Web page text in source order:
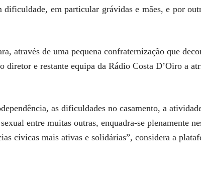
em particular grávidas e mães, e por
através de uma pequena confraternização que
e restante equipa da Rádio Costa D’Oiro a
as dificuldades no casamento, a
entre muitas outras, enquadra-se plenamente
cívicas mais ativas e solidárias”, considera a